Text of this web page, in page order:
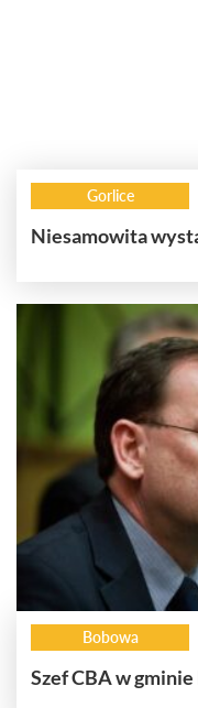
Gorlice
Niesamowita
Bobowa
Szef CBA w